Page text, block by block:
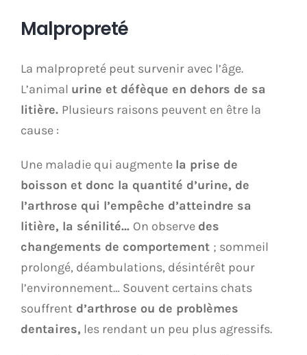
Malpropreté
La malpropreté peut survenir avec l’âge.
L’animal urine et défèque en dehors de sa
litière. Plusieurs raisons peuvent en être la
cause :
Une maladie qui augmente la prise de
boisson et donc la quantité d’urine, de
l’arthrose qui l’empêche d’atteindre sa
litière, la sénilité… On observe des
changements de comportement ; sommeil
prolongé, déambulations, désintérêt pour
l’environnement… Souvent certains chats
souffrent d’arthrose ou de problèmes
dentaires, les rendant un peu plus agressifs.